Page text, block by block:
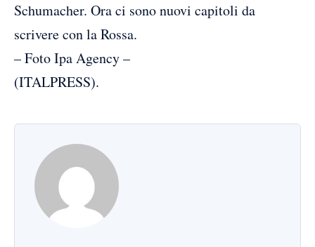
Schumacher. Ora ci sono nuovi capitoli da
scrivere con la Rossa.
– Foto Ipa Agency –
(ITALPRESS).